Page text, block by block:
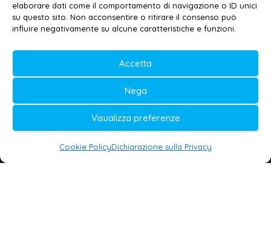
elaborare dati come il comportamento di navigazione o ID unici
su questo sito. Non acconsentire o ritirare il consenso può
influire negativamente su alcune caratteristiche e funzioni.
Accetta
Nega
Visualizza preferenze
Cookie PolicyDichiarazione sulla Privacy
Privacy policy –Cookie policy
Testata iscritta al n. 11/2020 Registro della
Stampa Tribunale di Lecce
Editore e direttore responsabile:
Daniele G. Masciullo